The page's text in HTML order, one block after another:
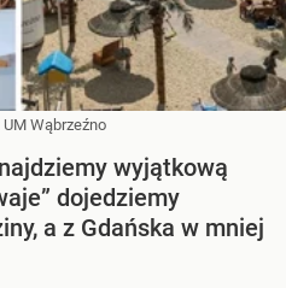
UM Wąbrzeźno
wyjątkową
dojedziemy
a z Gdańska w mniej